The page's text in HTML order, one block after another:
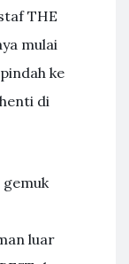
THE
mulai
ke
di
luar